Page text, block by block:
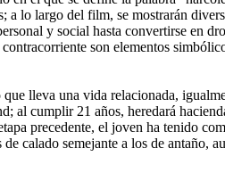
lo largo del film, se mostrarán
y social hasta convertirse en
son elementos
lleva una vida relacionada,
al cumplir 21 años, heredará
precedente, el joven ha tenido
calado semejante a los de antaño,